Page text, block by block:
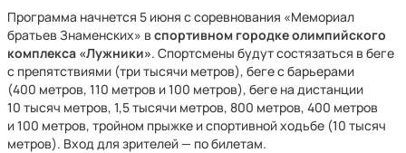
Программа начнется 5 июня с соревнования «Мемориал
братьев Знаменских» в спортивном городке олимпийского
комплекса «Лужники». Спортсмены будут состязаться в беге
с препятствиями (три тысячи метров), беге с барьерами
(400 метров, 110 метров и 100 метров), беге на дистанции
10 тысяч метров, 1,5 тысячи метров, 800 метров, 400 метров
и 100 метров, тройном прыжке и спортивной ходьбе (10 тысяч
метров). Вход для зрителей — по билетам.